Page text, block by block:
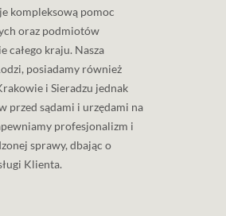
kompleksową pomoc
oraz podmiotów
całego kraju. Nasza
posiadamy również
i Sieradzu jednak
przed sądami i urzędami na
profesjonalizm i
sprawy, dbając o
Klienta.